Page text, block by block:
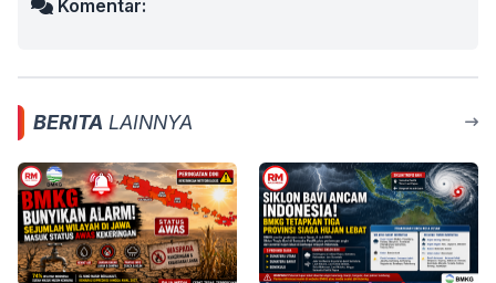
Komentar:
BERITA LAINNYA